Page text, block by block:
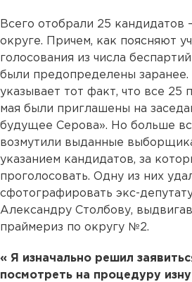
Всего отобрали 25 кандидатов
округе. Причем, как поясняют
голосования из числа
были предопределены заранее.
указывает тот факт, что все 25
мая были приглашены на
будущее Серова». Но больше
возмутили выданные
указанием кандидатов, за
проголосовать. Одну из них
сфотографировать экс-
Александру Столбову,
праймериз по округу №2.
« Я изначально решил
посмотреть на процедуру